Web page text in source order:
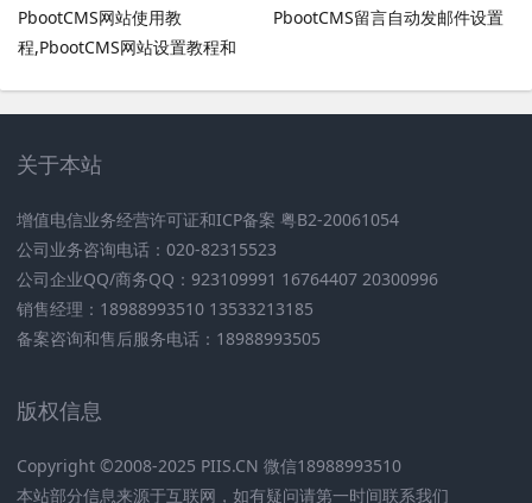
PbootCMS网站使用教
程,PbootCMS网站设置教程和
PbootCMS留言自动发邮件设置
关于本站
增值电信业务经营许可证和ICP备案 粤B2-20061054
公司业务咨询电话：020-82315523
公司企业QQ/商务QQ：923109991 16764407 20300996
销售经理：18988993510 13533213185
备案咨询和售后服务电话：18988993505
版权信息
Copyright ©2008-2025 PIIS.CN 微信18988993510
本站部分信息来源于互联网，如有疑问请第一时间联系我们